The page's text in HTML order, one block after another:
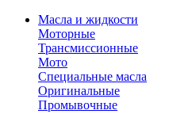
Масла и жидкости
Моторные
Трансмиссионные
Мото
Специальные масла
Оригинальные
Промывочные